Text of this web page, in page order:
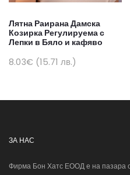
Лятна Раирана Дамска
Козирка Регулируема с
Лепки в Бяло и кафяво
8.03€ (15.71 лв.)
ЗА НАС
Фирма Бон Хатс ЕООД е на пазара